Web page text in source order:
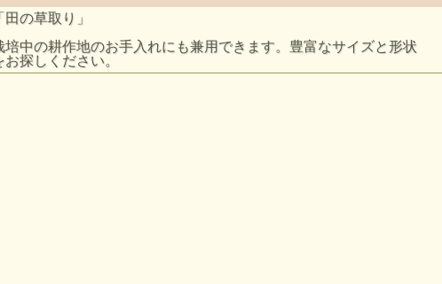
の草取り」
中の耕作地のお手入れにも兼用できます。豊富なサイズと形状
探しください。